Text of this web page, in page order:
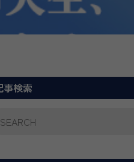
事検索